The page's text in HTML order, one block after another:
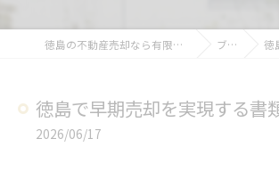
徳島の不動産売却なら有限会社中村ハウジング ブログ 徳島
徳島で早期売却を実現する書
2026/06/17